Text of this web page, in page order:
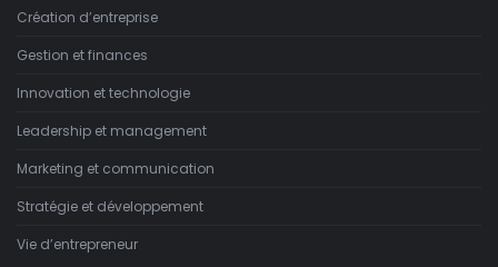
Création d’entreprise
Gestion et finances
Innovation et technologie
Leadership et management
Marketing et communication
Stratégie et développement
Vie d’entrepreneur